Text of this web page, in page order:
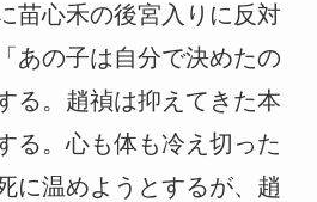
苗心禾の後宮入りに反対
あの子は自分で決めたの
る。趙禎は抑えてきた本
る。心も体も冷え切った
に温めようとするが、趙